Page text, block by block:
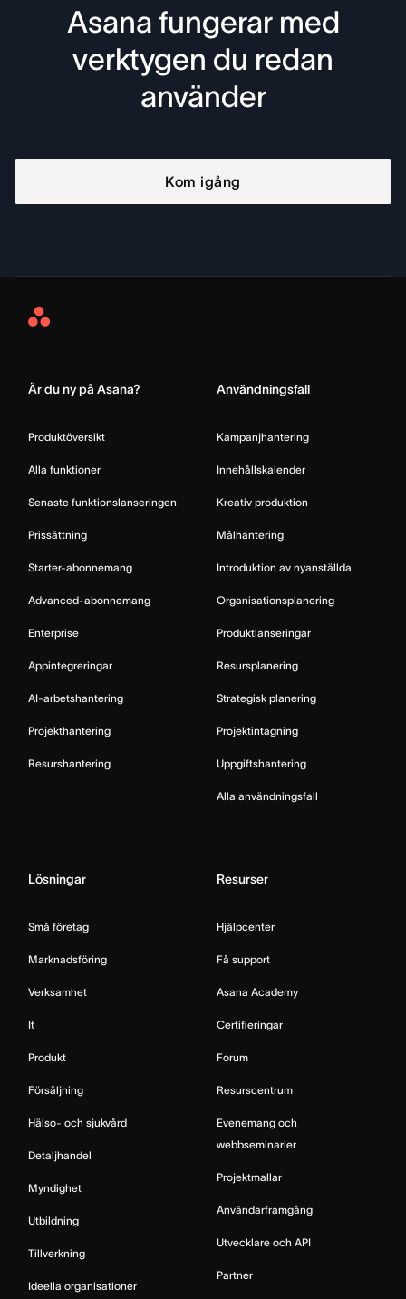
Asana fungerar med
verktygen du redan
använder
Kom igång
Asana
Är du ny på Asana?
Produktöversikt
Alla funktioner
Senaste funktionslanseringen
Prissättning
Starter-abonnemang
Advanced-abonnemang
Enterprise
Appintegreringar
AI-arbetshantering
Projekthantering
Resurshantering
Användningsfall
Kampanjhantering
Innehållskalender
Kreativ produktion
Målhantering
Introduktion av nyanställda
Organisationsplanering
Produktlanseringar
Resursplanering
Strategisk planering
Projektintagning
Uppgiftshantering
Alla användningsfall
Lösningar
Små företag
Marknadsföring
Verksamhet
It
Produkt
Försäljning
Hälso- och sjukvård
Detaljhandel
Myndighet
Utbildning
Tillverkning
Ideella organisationer
Resurser
Hjälpcenter
Få support
Asana Academy
Certifieringar
Forum
Resurscentrum
Evenemang och
webbseminarier
Projektmallar
Användarframgång
Utvecklare och API
Partner